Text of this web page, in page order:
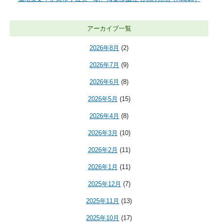
アーカイブ一覧
2026年8月 (2)
2026年7月 (9)
2026年6月 (8)
2026年5月 (15)
2026年4月 (8)
2026年3月 (10)
2026年2月 (11)
2026年1月 (11)
2025年12月 (7)
2025年11月 (13)
2025年10月 (17)